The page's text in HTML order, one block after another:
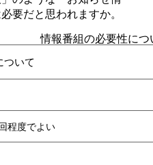
要だと思われますか。
情報番組の必要性につ
ついて
程度でよい